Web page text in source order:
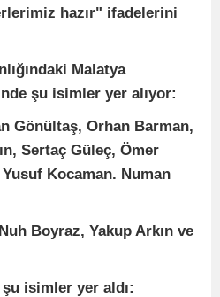
hazır" ifadelerini
Malatya
şu isimler yer alıyor:
Gönültaş, Orhan Barman,
Sertaç Güleç, Ömer
Kocaman. Numan
Boyraz, Yakup Arkın ve
isimler yer aldı: